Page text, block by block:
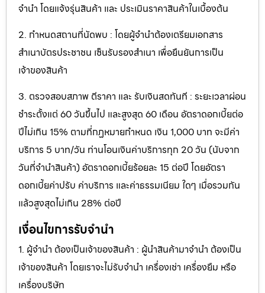
จำนำ โดยแจ้งรุ่นสินค้า และ ประเมินราคาสินค้าในเบื้องต้น
2. กำหนดสถานที่นัดพบ : โดยผู้จำนำต้องเตรียมเอกสาร
สำเนาบัตรประชาชน เซ็นรับรองสำเนา เพื่อยืนยันการเป็น
เจ้าของสินค้า
3. ตรวจสอบสภาพ ตีราคา และ รับเงินสดทันที : ระยะเวลาผ่อน
ชำระตั้งแต่ 60 วันขึ้นไป และสูงสุด 60 เดือน อัตราดอกเบี้ยต่อ
ปีไม่เกิน 15% ตามที่กฏหมายกำหนด เงิน 1,000 บาท จะมีค่า
บริการ 5 บาท/วัน ท่านโอนเงินค่าบริการทุก 20 วัน (นับจาก
วันที่จำนำสินค้า) อัตราดอกเบี้ยร้อยละ 15 ต่อปี โดยอัตรา
ดอกเบี้ยค่าปรับ ค่าบริการ และค่าธรรมเนียม ใดๆ เมื่อรวมกัน
แล้วสูงสุดไม่เกิน 28% ต่อปี
เงื่อนไขการรับจำนำ
1. ผู้จำนำ ต้องเป็นเจ้าของสินค้า : ผู้นำสินค้ามาจำนำ ต้องเป็น
เจ้าของสินค้า โดยเราจะไม่รับจำนำ เครื่องเช่า เครื่องยืม หรือ
เครื่องบริษัท